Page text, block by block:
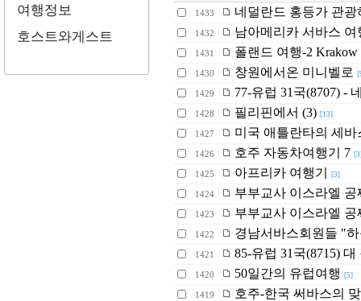
여행정보
호스트와게스트
1433 네덜란드 홍등가 관
1432 남아메리카 서바스 여
1431 폴랜드 여행-2 Krakow
1430 창원에서온 미니벨로
1429 77-유럽 31국(8707) -
1428 필리핀에서 (3) [13]
1427 미국 애틀란타의 세바
1426 호주 자동차여행기 7
1425 아프리카 여행기 [3]
1424 부부교사 이스라엘 공
1423 부부교사 이스라엘
1422 경남서바스회원들 "
1421 85-유럽 31국(8715)
1420 50일간의 유럽여행 [5]
1419 호주-한국 써바스의